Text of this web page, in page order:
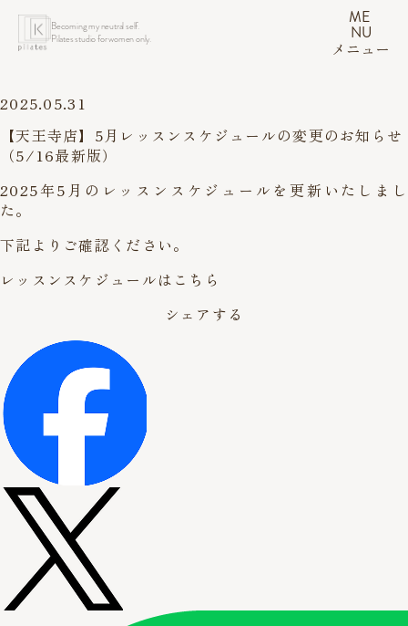
Becoming my neutral self.
Pilates studio for women only.
ME
NU
メニュー
2025.05.31
【天王寺店】5月レッスンスケジュールの変更のお知らせ
（5/16最新版）
2025年5月のレッスンスケジュールを更新いたしまし
た。
下記よりご確認ください。
レッスンスケジュールはこちら
シェアする